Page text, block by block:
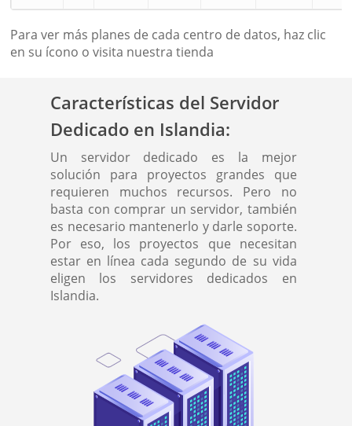
Para ver más planes de cada centro de datos, haz clic
en su ícono o visita nuestra tienda
Características del Servidor
Dedicado en Islandia:
Un servidor dedicado es la mejor
solución para proyectos grandes que
requieren muchos recursos. Pero no
basta con comprar un servidor, también
es necesario mantenerlo y darle soporte.
Por eso, los proyectos que necesitan
estar en línea cada segundo de su vida
eligen los servidores dedicados en
Islandia.